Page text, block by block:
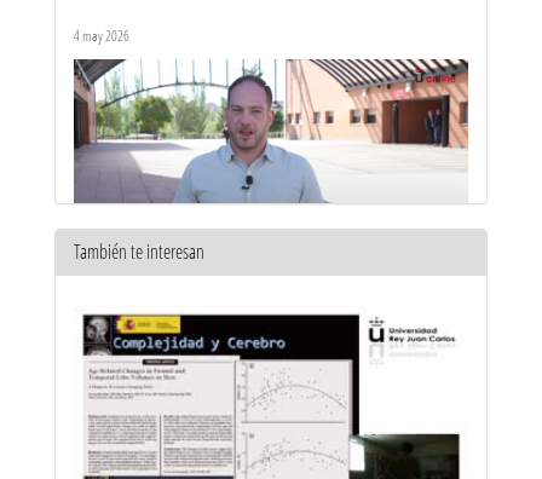
4 may 2026
21 abr 2026
También te interesan